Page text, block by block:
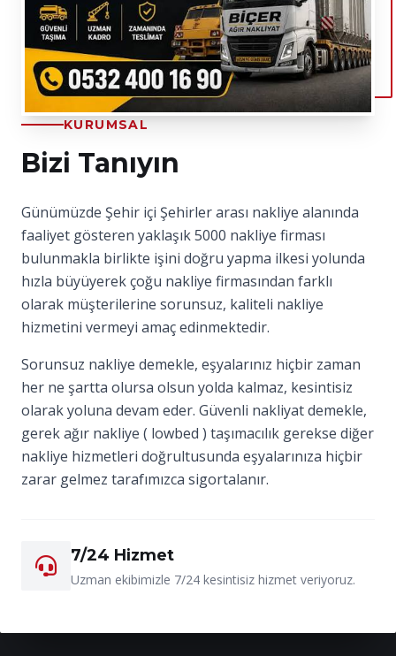
KURUMSAL
Bizi Tanıyın
Günümüzde Şehir içi Şehirler arası nakliye alanında
faaliyet gösteren yaklaşık 5000 nakliye firması
bulunmakla birlikte işini doğru yapma ilkesi yolunda
hızla büyüyerek çoğu nakliye firmasından farklı
olarak müşterilerine sorunsuz, kaliteli nakliye
hizmetini vermeyi amaç edinmektedir.
Sorunsuz nakliye demekle, eşyalarınız hiçbir zaman
her ne şartta olursa olsun yolda kalmaz, kesintisiz
olarak yoluna devam eder. Güvenli nakliyat demekle,
gerek ağır nakliye ( lowbed ) taşımacılık gerekse diğer
nakliye hizmetleri doğrultusunda eşyalarınıza hiçbir
zarar gelmez tarafımızca sigortalanır.
7/24 Hizmet
Uzman ekibimizle 7/24 kesintisiz hizmet veriyoruz.